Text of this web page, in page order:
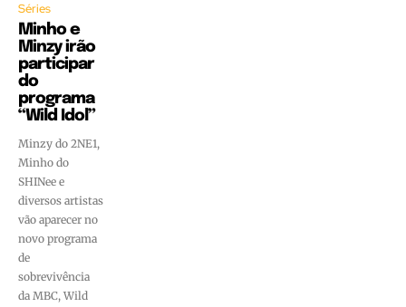
Séries
Minho e
Minzy irão
participar
do
programa
“Wild Idol”
Minzy do 2NE1,
Minho do
SHINee e
diversos artistas
vão aparecer no
novo programa
de
sobrevivência
da MBC, Wild